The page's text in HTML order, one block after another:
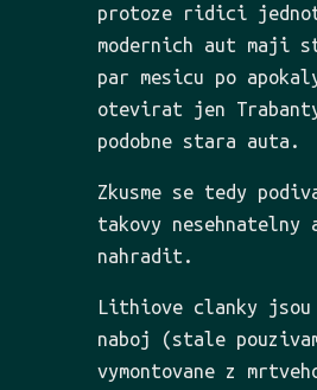
protoze ridici
modernich aut maji
par mesicu po
otevirat jen
podobne stara auta.
Zkusme se tedy
takovy nesehnatelny
nahradit.
Lithiove clanky jsou
naboj (stale
vymontovane z